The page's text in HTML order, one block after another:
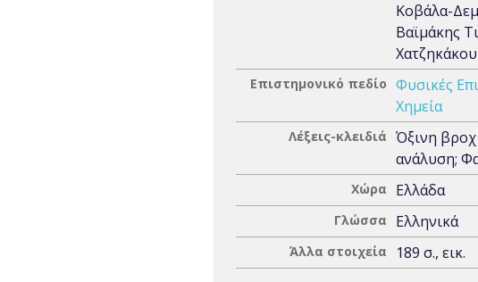
Κοβάλα-
Βαϊμάκης
Επιστημονικό πεδίο Φυσικές
Χημεία
Λέξεις-κλειδιά Όξινη
ανάλυση;
Χώρα Ελλάδα
Γλώσσα Ελληνικά
Άλλα στοιχεία 189 σ., εικ.